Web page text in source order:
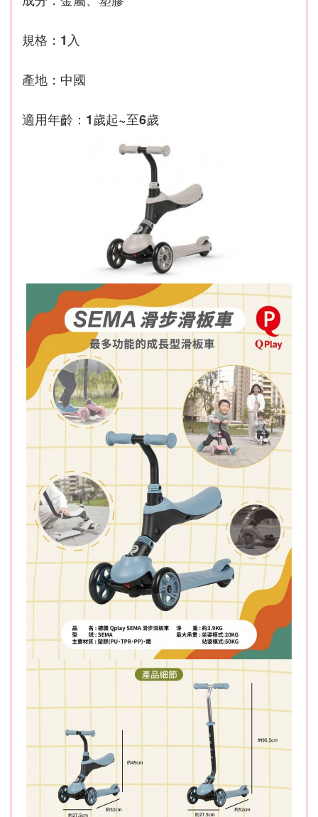
規格：1入
產地：中國
適用年齡：1歲起~至6歲